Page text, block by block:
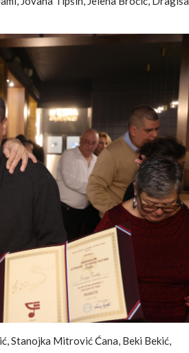
Stanojka Mitrović Ćana, Beki Bekić,